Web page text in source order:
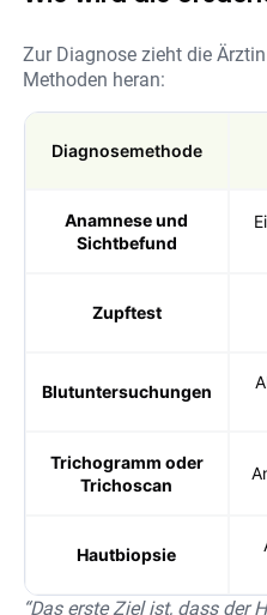
Zur Diagnose zieht die
Methoden heran:
Diagnosemethode
Anamnese und
Sichtbefund
Zupftest
Blutuntersuchungen
Trichogramm oder
Trichoscan
Hautbiopsie
“Das erste Ziel ist, dass der